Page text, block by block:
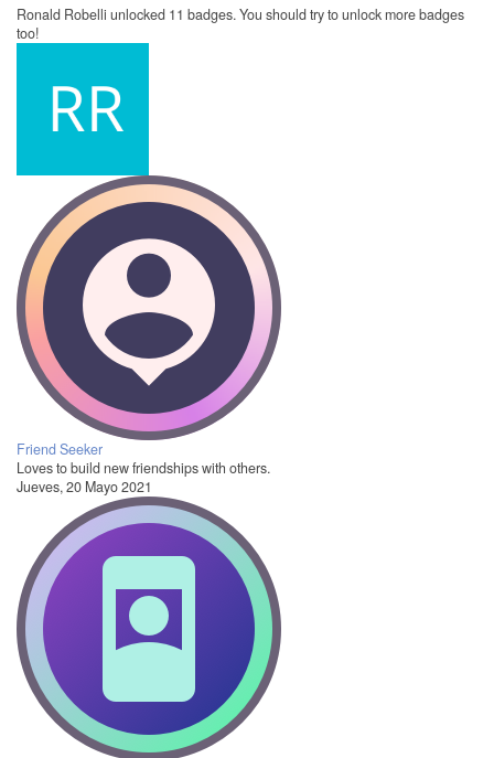
Ronald Robelli unlocked 11 badges. You should try to unlock more badges
too!
Friend Seeker
Loves to build new friendships with others.
Jueves, 20 Mayo 2021